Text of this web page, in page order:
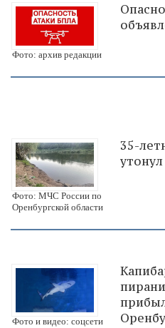
Фото: архив редакции
Фото: МЧС России по
Оренбургской области
35-
Фото и видео: соцсети